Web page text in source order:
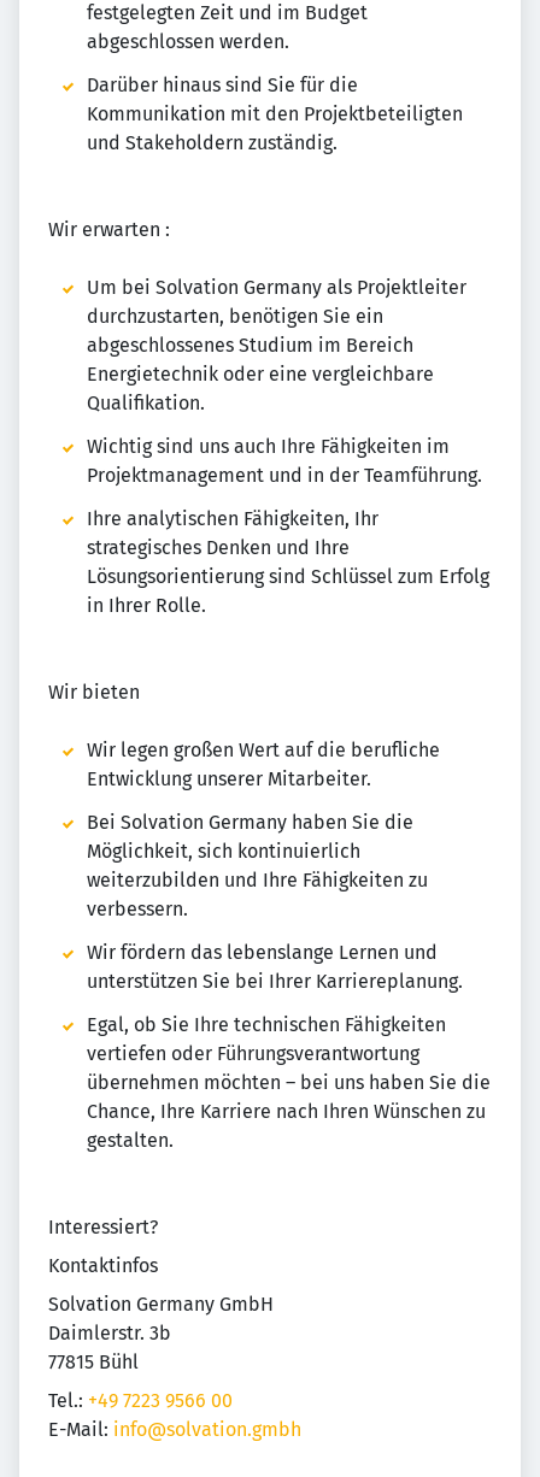
festgelegten Zeit und im Budget
abgeschlossen werden.
Darüber hinaus sind Sie für die
Kommunikation mit den Projektbeteiligten
und Stakeholdern zuständig.
Wir erwarten :
Um bei Solvation Germany als Projektleiter
durchzustarten, benötigen Sie ein
abgeschlossenes Studium im Bereich
Energietechnik oder eine vergleichbare
Qualifikation.
Wichtig sind uns auch Ihre Fähigkeiten im
Projektmanagement und in der Teamführung.
Ihre analytischen Fähigkeiten, Ihr
strategisches Denken und Ihre
Lösungsorientierung sind Schlüssel zum Erfolg
in Ihrer Rolle.
Wir bieten
Wir legen großen Wert auf die berufliche
Entwicklung unserer Mitarbeiter.
Bei Solvation Germany haben Sie die
Möglichkeit, sich kontinuierlich
weiterzubilden und Ihre Fähigkeiten zu
verbessern.
Wir fördern das lebenslange Lernen und
unterstützen Sie bei Ihrer Karriereplanung.
Egal, ob Sie Ihre technischen Fähigkeiten
vertiefen oder Führungsverantwortung
übernehmen möchten – bei uns haben Sie die
Chance, Ihre Karriere nach Ihren Wünschen zu
gestalten.
Interessiert?
Kontaktinfos
Solvation Germany GmbH
Daimlerstr. 3b
77815 Bühl
Tel.: +49 7223 9566 00
E-Mail: info@solvation.gmbh